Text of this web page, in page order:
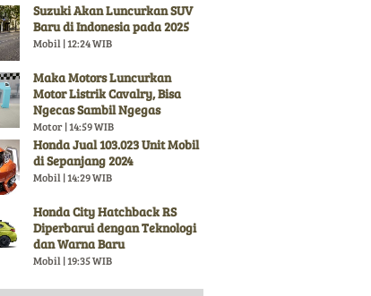
Suzuki Akan Luncurkan SUV
Baru di Indonesia pada 2025
Mobil | 12:24 WIB
Maka Motors Luncurkan
Motor Listrik Cavalry, Bisa
Ngecas Sambil Ngegas
Motor | 14:59 WIB
Honda Jual 103.023 Unit Mobil
di Sepanjang 2024
Mobil | 14:29 WIB
Honda City Hatchback RS
Diperbarui dengan Teknologi
dan Warna Baru
Mobil | 19:35 WIB